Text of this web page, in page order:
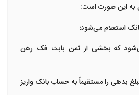
به این صورت است:
استعلام می‌شود؛
می‌شود که بخشی از ثمن بابت فک رهن
بدهی را مستقیماً به حساب بانک واریز